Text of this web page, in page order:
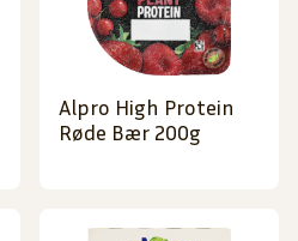
Alpro High Protein
Røde Bær 200g